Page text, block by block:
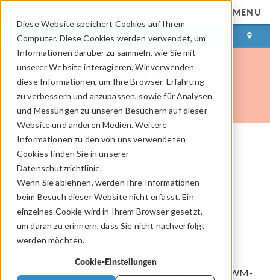
Diese Website speichert Cookies auf Ihrem
Computer. Diese Cookies werden verwendet, um
Informationen darüber zu sammeln, wie Sie mit
unserer Website interagieren. Wir verwenden
diese Informationen, um Ihre Browser-Erfahrung
zu verbessern und anzupassen, sowie für Analysen
und Messungen zu unseren Besuchern auf dieser
Website und anderen Medien. Weitere
Informationen zu den von uns verwendeten
Cookies finden Sie in unserer
Datenschutzrichtlinie.
Wenn Sie ablehnen, werden Ihre Informationen
beim Besuch dieser Website nicht erfasst. Ein
einzelnes Cookie wird in Ihrem Browser gesetzt,
um daran zu erinnern, dass Sie nicht nachverfolgt
werden möchten.
Cookie-Einstellungen
MENU
ANMELDEN KONTAKT
COMSOL Blog
Die Sensorik des schönen
Spiels
Von Ed Fontes
über den offiziellen WM-